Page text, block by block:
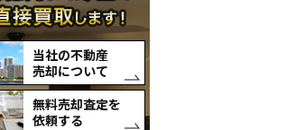
当社の不動産
売却について
無料売却査定を
依頼する